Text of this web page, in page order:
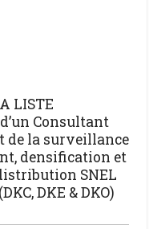
LISTE
Consultant
de la surveillance
densification et
SNEL
DKE & DKO)